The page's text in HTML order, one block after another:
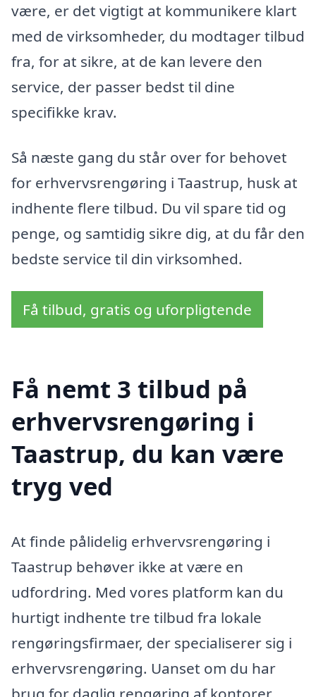
være, er det vigtigt at kommunikere klart
med de virksomheder, du modtager tilbud
fra, for at sikre, at de kan levere den
service, der passer bedst til dine
specifikke krav.
Så næste gang du står over for behovet
for erhvervsrengøring i Taastrup, husk at
indhente flere tilbud. Du vil spare tid og
penge, og samtidig sikre dig, at du får den
bedste service til din virksomhed.
Få tilbud, gratis og uforpligtende
Få nemt 3 tilbud på
erhvervsrengøring i
Taastrup, du kan være
tryg ved
At finde pålidelig erhvervsrengøring i
Taastrup behøver ikke at være en
udfordring. Med vores platform kan du
hurtigt indhente tre tilbud fra lokale
rengøringsfirmaer, der specialiserer sig i
erhvervsrengøring. Uanset om du har